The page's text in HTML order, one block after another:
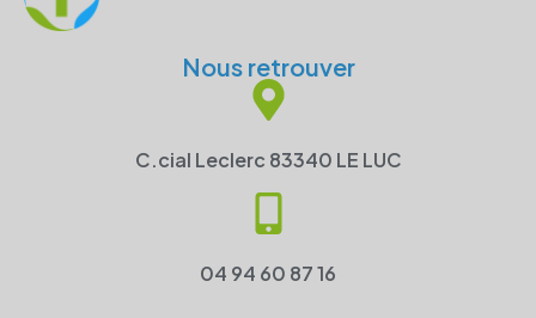
Nous retrouver
C.cial Leclerc 83340 LE LUC
04 94 60 87 16